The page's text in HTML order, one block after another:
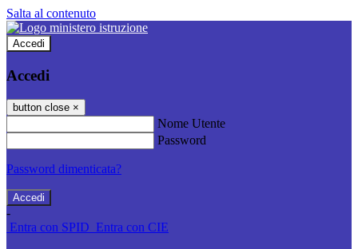
Salta al contenuto
Accedi
Accedi
button close ×
Nome Utente
Password
Password dimenticata?
-
Entra con SPID Entra con CIE